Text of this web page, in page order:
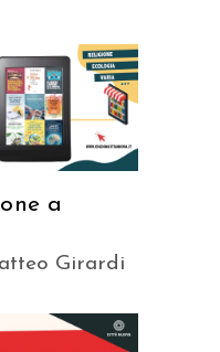
a
Girardi